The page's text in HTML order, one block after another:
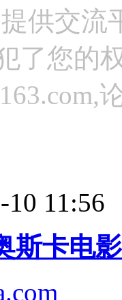
供交流
了您的
11:56
斯卡电